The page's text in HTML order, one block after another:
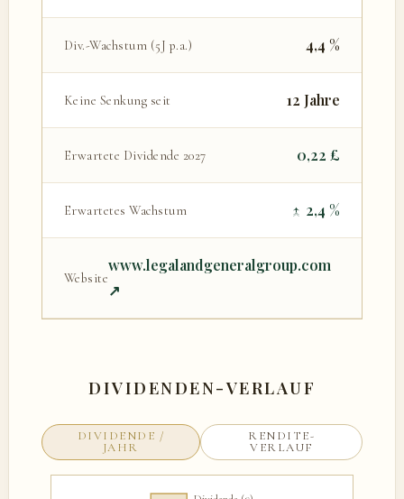
Div.-Wachstum (5J p.a.) 4,4 %
Keine Senkung seit 12 Jahre
Erwartete Dividende 2027 0,22 £
Erwartetes Wachstum ↑ 2,4 %
Website
www.legalandgeneralgroup.com
↗
DIVIDENDEN-VERLAUF
DIVIDENDE /
JAHR
RENDITE-
VERLAUF